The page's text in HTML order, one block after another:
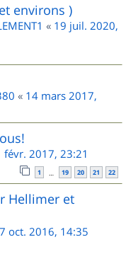
environs )
« 19 juil. 2020,
« 14 mars 2017,
févr. 2017, 23:21
1 … 19 20 21 22
Hellimer et
oct. 2016, 14:35